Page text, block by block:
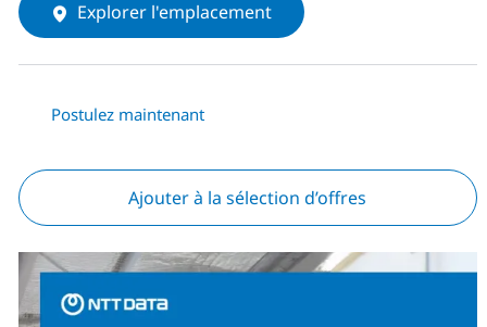
Explorer l'emplacement
Postulez maintenant
Ajouter à la sélection d’offres